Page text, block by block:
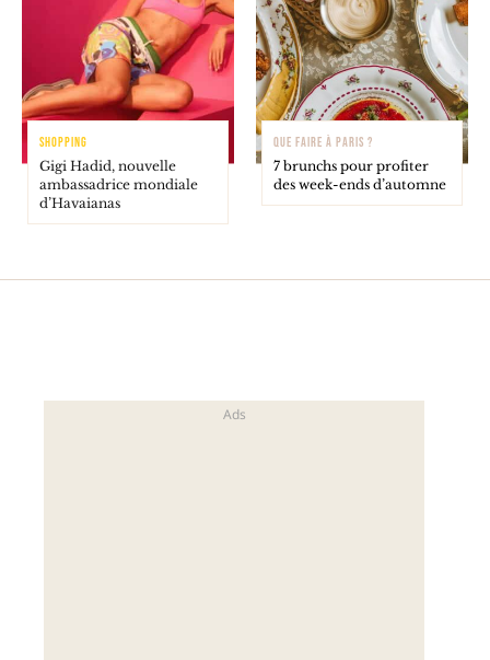
SHOPPING
Gigi Hadid, nouvelle
ambassadrice mondiale
d’Havaianas
QUE FAIRE À PARIS ?
7 brunchs pour profiter
des week-ends d’automne